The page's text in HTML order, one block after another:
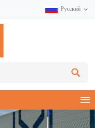
Русский